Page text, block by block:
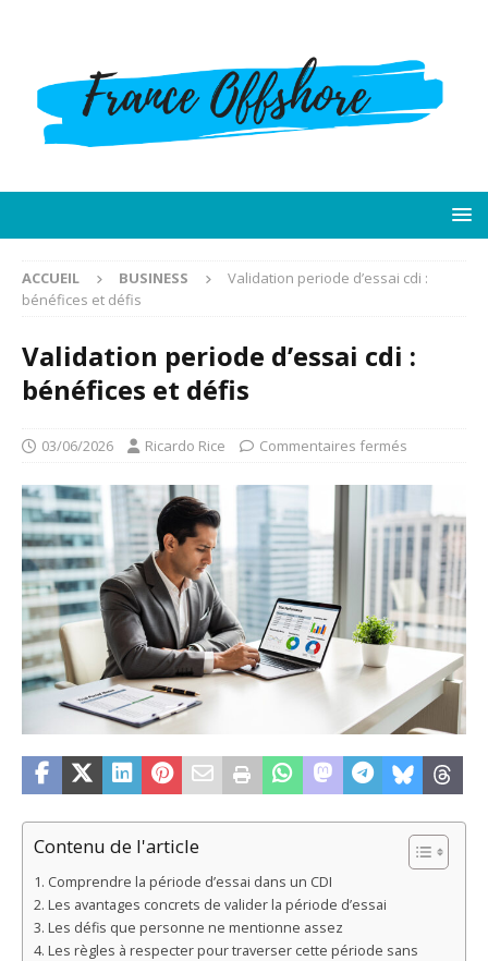
ACCUEIL BUSINESS
Validation periode d’essai cdi :
bénéfices et défis
Validation periode d’essai cdi :
bénéfices et défis
03/06/2026 Ricardo Rice Commentaires fermés
Contenu de l'article
Comprendre la période d’essai dans un CDI
Les avantages concrets de valider la période d’essai
Les défis que personne ne mentionne assez
Les règles à respecter pour traverser cette période sans